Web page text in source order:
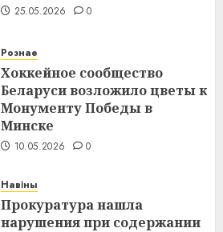
25.05.2026 0
Рознае
Хоккейное сообщество
Беларуси возложило цветы к
Монументу Победы в
Минске
10.05.2026 0
Навіны
Прокуратура нашла
нарушения при содержании